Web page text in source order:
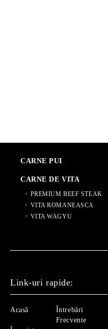
CARNE PUI
CARNE DE VITA
PREMIUM BEEF STEAK
VITA ROMANEASCA
VITA WAGYU
Link-uri rapide:
Acasă
Întrebări
Frecvente